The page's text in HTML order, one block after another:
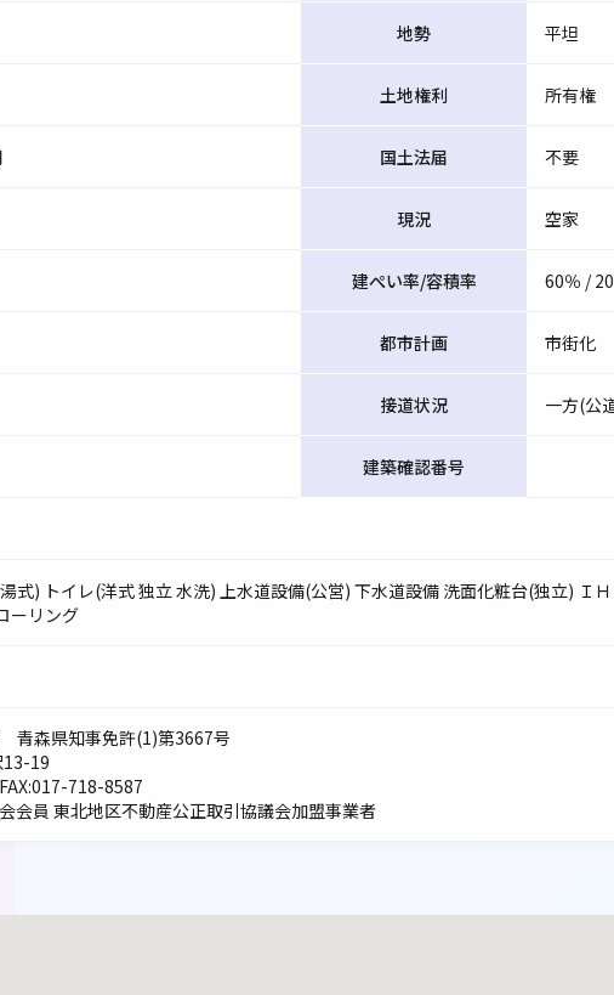
地勢 平坦
土地権利 所有権
国土法届 不要
現況 空家
建ぺい率/容積率 60％ /
都市計画 市街化
接道状況 一方(公
建築確認番号
式) トイレ(洋式 独立 水洗) 上水道設備(公営) 下水道設備 洗面化粧台(独立) Ｉ
ーリング
青森県知事免許(1)第3667号
13-19
718-8587
会員 東北地区不動産公正取引協議会加盟事業者